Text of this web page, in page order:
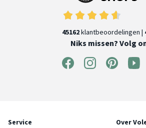
45162klantbeoordelingen |
Niks missen? Volg
Service Over